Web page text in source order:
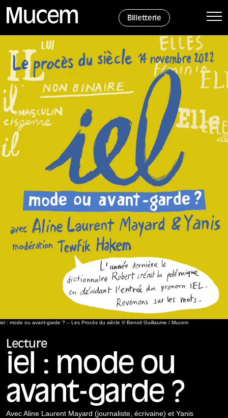
Billetterie
iel : mode ou avant-garde ? – Les Procès du siècle © Benoit Guillaume / Mucem
Lecture
iel : mode ou
avant-garde ?
Avec Aline Laurent Mayard (journaliste, écrivaine) et Yanis